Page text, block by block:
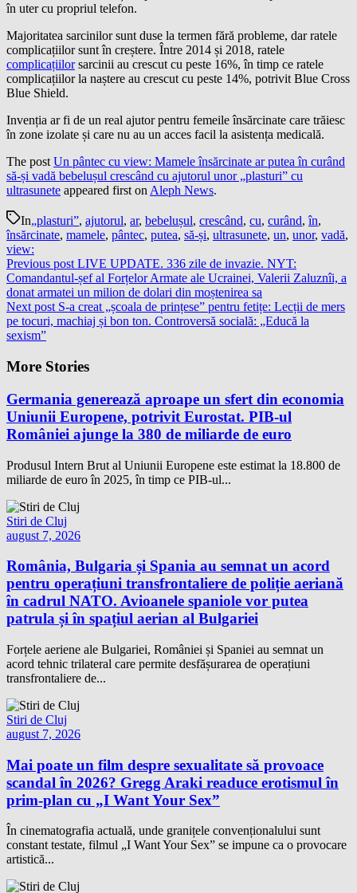
în uter cu propriul telefon.
Majoritatea sarcinilor sunt duse la termen fără probleme, dar ratele
complicațiilor sunt în creștere. Între 2014 și 2018, ratele
complicațiilorsarcinii au crescut cu peste 16%, în timp ce ratele
complicațiilor la naștere au crescut cu peste 14%, potrivit Blue Cross
Blue Shield.
Invenția ar fi de un real ajutor pentru femeile însărcinate care trăiesc
în zone izolate și care nu au un acces facil la asistența medicală.
The postUn pântec cu view: Mamele însărcinate ar putea în curând
să-și vadă bebelușul crescând cu ajutorul unor „plasturi” cu
ultrasunete appeared first onAleph News.
In„plasturi”, ajutorul, ar, bebelușul, crescând, cu, curând,în,
însărcinate, mamele, pântec, putea, să-și, ultrasunete, un, unor, vadă,
view:
Previous post LIVE UPDATE. 336 zile de invazie. NYT:
Comandantul-șef al Forțelor Armate ale Ucrainei, Valerii Zaluznîi, a
donat armatei un milion de dolari din moștenirea sa
Next post S-a creat „școala de prințese” pentru fetițe: Lecții de mers
pe tocuri, machiaj și bon ton. Controversă socială: „Educă la
sexism”
More Stories
Germania generează aproape un sfert din economia
Uniunii Europene, potrivit Eurostat. PIB-ul
României ajunge la 380 de miliarde de euro
Produsul Intern Brut al Uniunii Europene este estimat la 18.800 de
miliarde de euro în 2025, în timp ce PIB-ul...
Stiri de Cluj
august 7, 2026
România, Bulgaria și Spania au semnat un acord
pentru operațiuni transfrontaliere de poliție aeriană
în cadrul NATO. Avioanele spaniole vor putea
patrula și în spațiul aerian al Bulgariei
Forțele aeriene ale Bulgariei, României și Spaniei au semnat un
acord tehnic trilateral care permite desfășurarea de operațiuni
transfrontaliere de...
Stiri de Cluj
august 7, 2026
Mai poate un film despre sexualitate să provoace
scandal în 2026? Gregg Araki readuce erotismul în
prim-plan cu „I Want Your Sex”
În cinematografia actuală, unde granițele convenționalului sunt
constant testate, filmul „I Want Your Sex” se impune ca o provocare
artistică...